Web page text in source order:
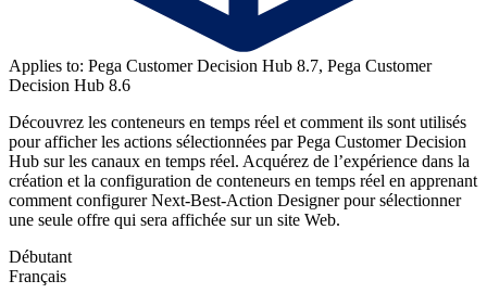
Applies to: Pega Customer Decision Hub 8.7, Pega Customer
Decision Hub 8.6
Découvrez les conteneurs en temps réel et comment ils sont utilisés
pour afficher les actions sélectionnées par Pega Customer Decision
Hub sur les canaux en temps réel. Acquérez de l’expérience dans la
création et la configuration de conteneurs en temps réel en apprenant
comment configurer Next-Best-Action Designer pour sélectionner
une seule offre qui sera affichée sur un site Web.
Débutant
Français